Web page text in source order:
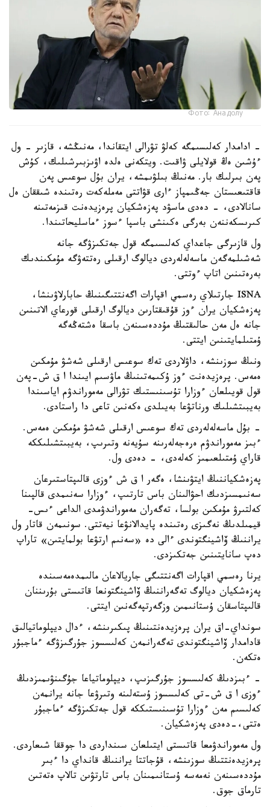
Фото: Анадолу
- ادامدار كەلىسىمگە كەلۋ تۋرالى ايتقاندا، مەنىڭشە، قازىر - ول
ءۇشىن ەڭ قولايلى ۋاقىت. ويتكەنى ەلدە اۋىزبىرشىلىك، كۇش
پەن بىرلىك بار. مەنىڭ بىلۋىمشە، يران بۇل سوعىس پەن
قاقتىعىستان جەڭىمپاز ءارى قۋاتتى مەملەكەت رەتىندە شىققان ەل
سانالادى، - دەدى ماسۋد پەزەشكيان پرەزيدەنت قىزمەتىنە
كىرىسكەننەن بەرگى ەكىنشى باسپا ءسوز ءماسليحاتىندا.
ول قازىرگى جاعداي كەلىسىمگە قول جەتكىزۋگە جانە
شەشىلمەگەن ماسەلەلەردى ديالوگ ارقىلى رەتتەۋگە مۇمكىندىك
بەرەتىنىن اتاپ ءوتتى.
ISNA جارتىلاي رەسمي اقپارات اگەنتتىگىنىڭ حابارلاۋىنشا،
پەزەشكيان يران ءوز قۇقىقتارىن ديالوگ ارقىلى قورعاي الاتىنىن
جانە ەل مەن حالىقتىڭ مۇددەسىنەن باسقا ەشتەڭەگە
ۇمتىلمايتىنىن ايتتى.
ونىڭ سوزىنشە، داۋلاردى تەك سوعىس ارقىلى شەشۋ مۇمكىن
ەمەس. پرەزيدەنت ءوز ۇكىمەتىنىڭ ماۋسىم ايىندا ا ق ش-پەن
قول قويىلعان ءوزارا تۇسىنىستىك تۋرالى مەموراندۋم اياسىندا
بەيبىتشىلىك ورناتۋعا بەيىلدى ەكەنىن تاعى دا راستادى.
- بۇل ماسەلەلەردى تەك سوعىس ارقىلى شەشۋ مۇمكىن ەمەس.
ءبىز مەموراندۋم ەرەجەلەرىنە سۇيەنە وتىرىپ، بەيبىتشىلىككە
قاراي ۇمتىلعىمىز كەلەدى، - دەدى ول.
پەزەشكياننىڭ ايتۋىنشا، ەگەر ا ق ش ءوزى قالىپتاستىرعان
سەنىمسىزدىك احۋالىنان باس تارتىپ، ءوزارا سەنىمدى قالپىنا
كەلتىرۋ مۇمكىن بولسا، تەگەران مەموراندۋمدى الداعى ءىس-
قيمىلدىڭ نەگىزى رەتىندە پايدالانۋعا نيەتتى. سونىمەن قاتار ول
يراننىڭ ۆاشينگتوندى ءالى دە «سەنىم ارتۋعا بولمايتىن» تاراپ
دەپ سانايتىنىن جەتكىزدى.
يرنا رەسمي اقپارات اگەنتتىگى جاريالاعان مالىمدەمەسىندە
پەزەشكيان ديالوگ تەگەراننىڭ ۆاشينگتونعا قاتىستى بۇرىننان
قالىپتاسقان ۇستانىمىن وزگەرتپەگەنىن ايتتى.
سونداي-اق يران پرەزيدەنتىنىڭ پىكىرىنشە، ءدال ديپلوماتيالىق
قادامدار ۆاشينگتوندى تەگەرانمەن كەلىسسوز جۇرگىزۋگە ءماجبۇر
ەتكەن.
- ءبىزدىڭ كەلىسسوز جۇرگىزىپ، ديپلوماتياعا جۇگىنۋىمىزدىڭ
ءوزى ا ق ش-تى كەلىسسوز ۇستەلىنە وتىرۋعا جانە يرانمەن
كەلىسىم مەن ءوزارا تۇسىنىستىككە قول جەتكىزۋگە ءماجبۇر
ەتتى،-دەدى پەزەشكيان.
ول مەموراندۋمعا قاتىستى ايتىلعان سىنداردى دا جوققا شىعاردى.
پرەزيدەنتتىڭ سوزىنشە، قۇجاتتا يراننىڭ قانداي دا ءبىر
مۇددەسىنەن نەمەسە ۇستانىمىنان باس تارتۋىن تالاپ ەتەتىن
تارماق جوق.